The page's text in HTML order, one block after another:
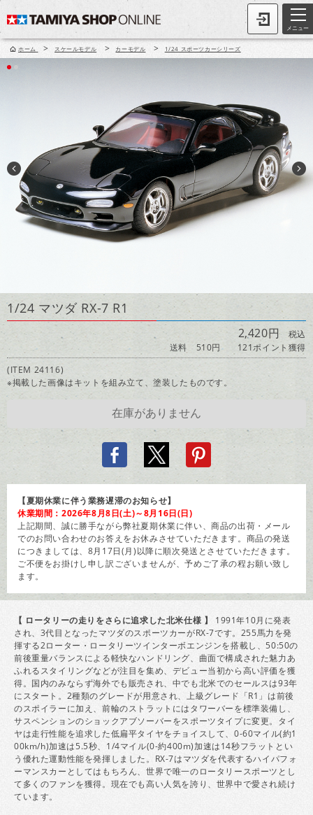
メニュー
ホーム > スケールモデル > カーモデル > 1/24 スポーツカーシリーズ
1/24 マツダ RX-7 R1
2,420円 税込
送料 510円
121ポイント獲得
(ITEM 24116)
※掲載した画像はキットを組み立て、塗装したものです。
【夏期休業に伴う業務遅滞のお知らせ】
休業期間：2026年8月8日(土)～8月16日(日)
上記期間、誠に勝手ながら弊社夏期休業に伴い、商品の出荷・メール
でのお問い合わせのお答えをお休みさせていただきます。商品の発送
につきましては、8月17日(月)以降に順次発送とさせていただきます。
ご不便をお掛けし申し訳ございませんが、予めご了承の程お願い致し
ます。
【 ロータリーの走りをさらに追求した北米仕様 】
1991年10月に発表
され、3代目となったマツダのスポーツカーがRX-7です。255馬力を発
揮する2ローター・ロータリーツインターボエンジンを搭載し、50:50の
前後重量バランスによる軽快なハンドリング、曲面で構成された魅力あ
ふれるスタイリングなどが注目を集め、デビュー当初から高い評価を獲
得。国内のみならず海外でも販売され、中でも北米でのセールスは93年
にスタート。2種類のグレードが用意され、上級グレード「R1」は前後
のスポイラーに加え、前輪のストラットにはタワーバーを標準装備し、
サスペンションのショックアブソーバーをスポーツタイプに変更。タイ
ヤは走行性能を追求した低扁平タイヤをチョイスして、0-60マイル(約1
00km/h)加速は5.5秒、1/4マイル(0-約400m)加速は14秒フラットとい
う優れた運動性能を発揮しました。RX-7はマツダを代表するハイパフォ
ーマンスカーとしてはもちろん、世界で唯一のロータリースポーツとし
て多くのファンを獲得。現在でも高い人気を誇り、世界中で愛され続け
ています。